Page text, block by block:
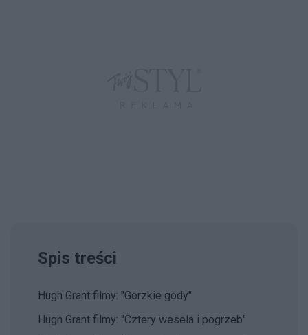
Spis treści
Hugh Grant filmy: "Gorzkie gody"
Hugh Grant filmy: "Cztery wesela i pogrzeb"